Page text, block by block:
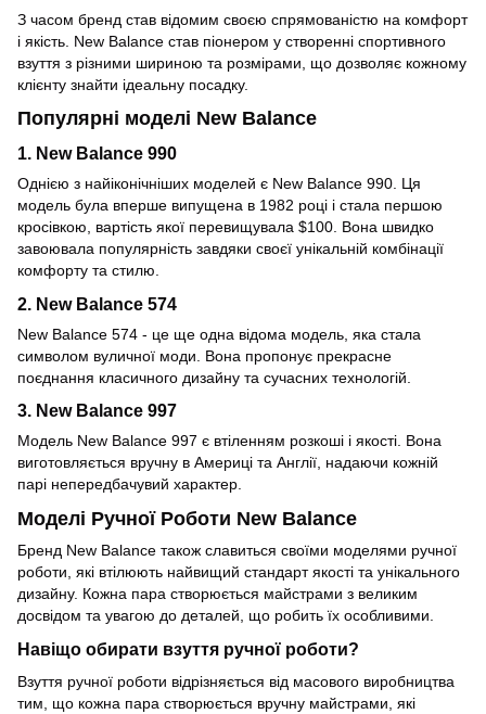
З часом бренд став відомим своєю спрямованістю на комфорт
і якість. New Balance став піонером у створенні спортивного
взуття з різними шириною та розмірами, що дозволяє кожному
клієнту знайти ідеальну посадку.
Популярні моделі New Balance
1. New Balance 990
Однією з найіконічніших моделей є New Balance 990. Ця
модель була вперше випущена в 1982 році і стала першою
кросівкою, вартість якої перевищувала $100. Вона швидко
завоювала популярність завдяки своєї унікальній комбінації
комфорту та стилю.
2. New Balance 574
New Balance 574 - це ще одна відома модель, яка стала
символом вуличної моди. Вона пропонує прекрасне
поєднання класичного дизайну та сучасних технологій.
3. New Balance 997
Модель New Balance 997 є втіленням розкоші і якості. Вона
виготовляється вручну в Америці та Англії, надаючи кожній
парі непередбачувий характер.
Моделі Ручної Роботи New Balance
Бренд New Balance також славиться своїми моделями ручної
роботи, які втілюють найвищий стандарт якості та унікального
дизайну. Кожна пара створюється майстрами з великим
досвідом та увагою до деталей, що робить їх особливими.
Навіщо обирати взуття ручної роботи?
Взуття ручної роботи відрізняється від масового виробництва
тим, що кожна пара створюється вручну майстрами, які